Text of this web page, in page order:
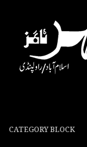
CATEGORY BLOCK